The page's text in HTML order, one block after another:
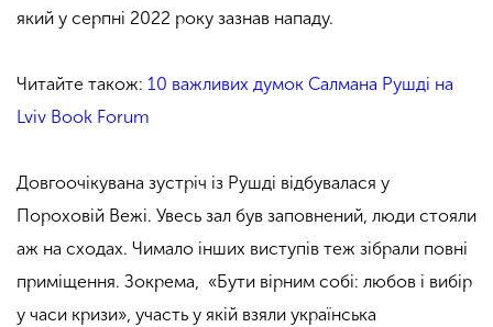
який у серпні 2022 року зазнав нападу.
Читайте також: 10 важливих думок Салмана Рушді на
Lviv Book Forum
Довгоочікувана зустріч із Рушді відбувалася у
Пороховій Вежі. Увесь зал був заповнений, люди стояли
аж на сходах. Чимало інших виступів теж зібрали повні
приміщення. Зокрема, «Бути вірним собі: любов і вибір
у часи кризи», участь у якій взяли українська